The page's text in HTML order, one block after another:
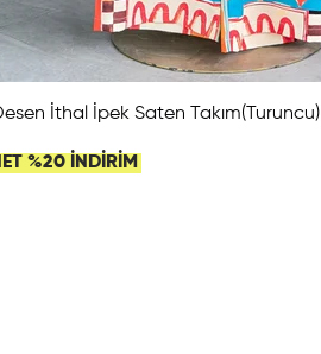
İthal İpek Saten Takım(Turuncu)
%20 İNDİRİM